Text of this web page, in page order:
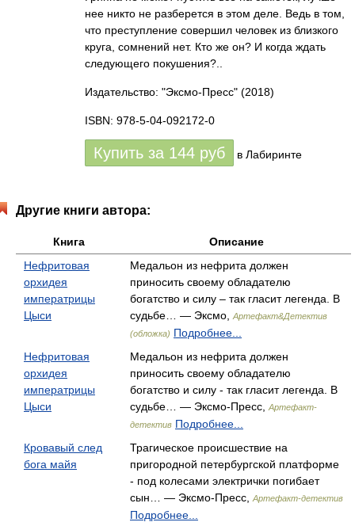
нее никто не разберется в этом деле. Ведь в том,
что преступление совершил человек из близкого
круга, сомнений нет. Кто же он? И когда ждать
следующего покушения?..
Издательство: "Эксмо-Пресс" (2018)
ISBN: 978-5-04-092172-0
Купить за 144 руб в Лабиринте
Другие книги автора:
Книга
Описание
Нефритовая
орхидея
императрицы
Цыси
Медальон из нефрита должен
приносить своему обладателю
богатство и силу – так гласит легенда. В
судьбе… — Эксмо,
Артефакт&Детектив
(обложка) Подробнее...
Нефритовая
орхидея
императрицы
Цыси
Медальон из нефрита должен
приносить своему обладателю
богатство и силу - так гласит легенда. В
судьбе… — Эксмо-Пресс,
Артефакт-
детектив Подробнее...
Кровавый след
бога майя
Трагическое происшествие на
пригородной петербургской платформе
- под колесами электрички погибает
сын… — Эксмо-Пресс,
Артефакт-детектив
Подробнее...